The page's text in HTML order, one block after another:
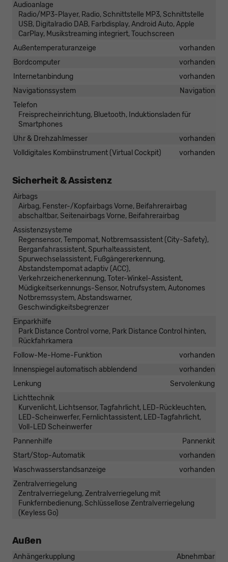
Audioanlage
Radio/MP3-Player, Radio, Schnittstelle MP3, Schnittstelle
USB, Digitalradio DAB, Farbdisplay, Android Auto, Apple
CarPlay, Musikstreaming integriert, Touchscreen
Außentemperaturanzeige
vorhanden
Bordcomputer
vorhanden
Internetanbindung
vorhanden
Navigationssystem
Navigation
Telefon
Freisprecheinrichtung, Bluetooth, Induktionsladen für
Smartphones
Uhr & Drehzahlmesser
vorhanden
Volldigitales Kombiinstrument (Virtual Cockpit)
vorhanden
Sicherheit & Assistenz
Airbags
Airbag, Fenster-/Kopfairbags Vorne, Beifahrerairbag
abschaltbar, Seitenairbags Vorne, Beifahrerairbag
Assistenzsysteme
Regensensor, Tempomat, Notbremsassistent (City-Safety),
Berganfahrassistent, Spurhalteassistent,
Spurwechselassistent, Fußgängererkennung,
Abstandstempomat adaptiv (ACC),
Verkehrzeichenerkennung, Toter-Winkel-Assistent,
Müdigkeitserkennungs-Sensor, Notrufsystem, Autonomes
Notbremssystem, Abstandswarner,
Geschwindigkeitsbegrenzer
Einparkhilfe
Park Distance Control vorne, Park Distance Control hinten,
Rückfahrkamera
Follow-Me-Home-Funktion
vorhanden
Innenspiegel automatisch abblendend
vorhanden
Lenkung
Servolenkung
Lichttechnik
Kurvenlicht, Lichtsensor, Tagfahrlicht, LED-Rückleuchten,
LED-Scheinwerfer, Fernlichtassistent, LED-Tagfahrlicht,
Voll-LED Scheinwerfer
Pannenhilfe
Pannenkit
Start/Stop-Automatik
vorhanden
Waschwasserstandsanzeige
vorhanden
Zentralverriegelung
Zentralverriegelung, Zentralverriegelung mit
Funkfernbedienung, Schlüssellose Zentralverriegelung
(Keyless Go)
Außen
Anhängerkupplung
Abnehmbar